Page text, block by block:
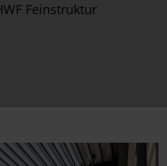
Feinstruktur